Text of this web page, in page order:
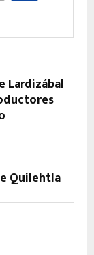
Lardizábal
Quilehtla